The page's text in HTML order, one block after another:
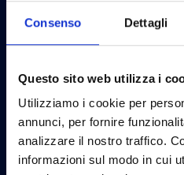
Consenso Dettagli
Questo sito web utilizza i
Utilizziamo i cookie per
annunci, per fornire
analizzare il nostro traffico.
informazioni sul modo in cui